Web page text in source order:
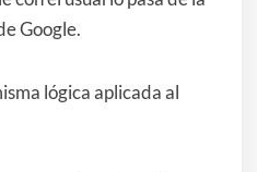
Google.
lógica aplicada al